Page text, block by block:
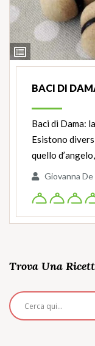
Ingredienti
BACI DI
Baci di Dama:
Esistono
quello
Giovanna De
Trova Una